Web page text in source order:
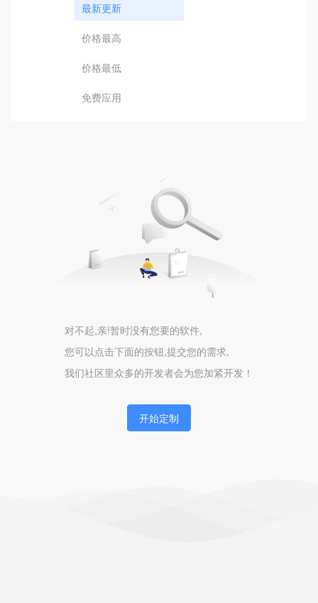
最新更新
价格最高
价格最低
免费应用
对不起,亲!暂时没有您要的软件,
您可以点击下面的按钮,提交您的需求,
我们社区里众多的开发者会为您加紧开发！
开始定制